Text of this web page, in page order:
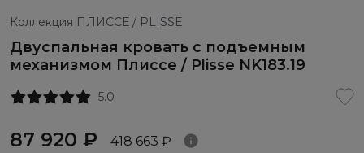
Коллекция ПЛИССЕ / PLISSE
Двуспальная кровать с подъемным
механизмом Плиссе / Plisse NK183.19
5.0
87 920 ₽ 418 663 ₽